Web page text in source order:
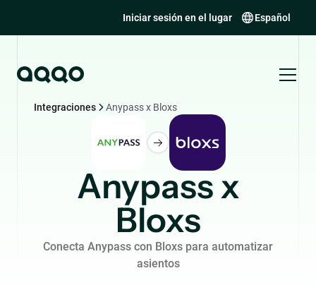
Iniciar sesión en el lugar Español
Integraciones Anypass x Bloxs
Anypass x
Bloxs
Conecta Anypass con Bloxs para automatizar
asientos